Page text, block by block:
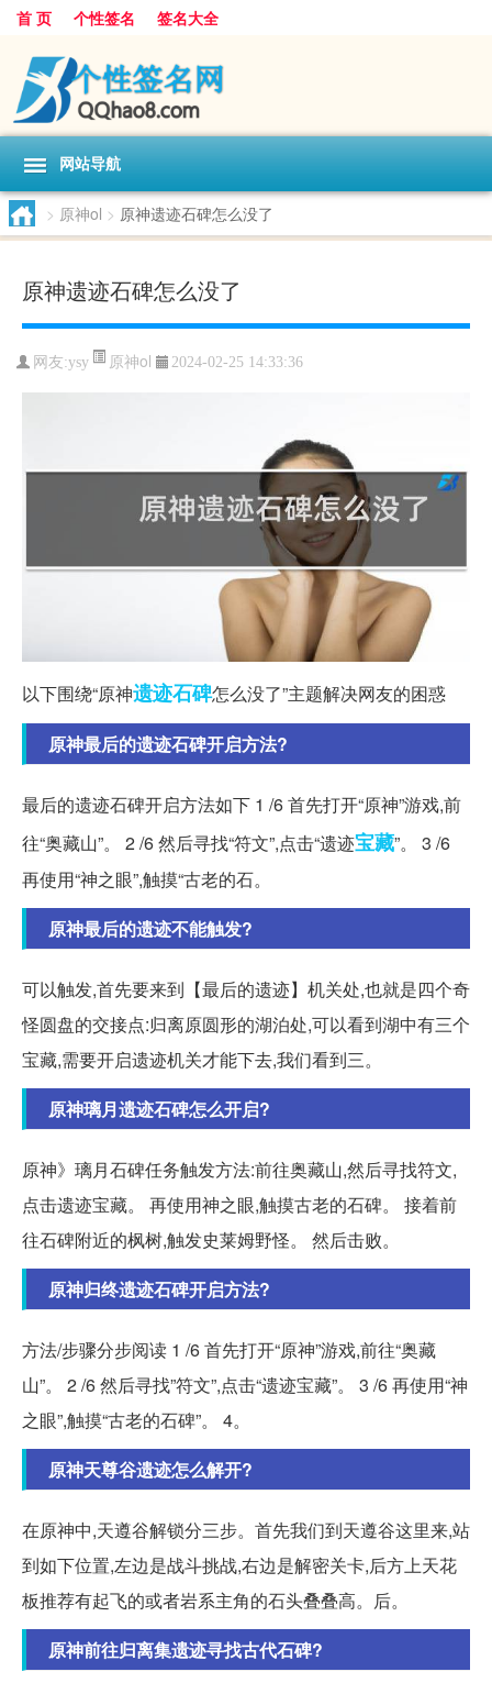
首 页 个性签名 签名大全
网站导航
> 原神ol > 原神遗迹石碑怎么没了
原神遗迹石碑怎么没了
网友:ysy 原神ol 2024-02-25 14:33:36
以下围绕“原神遗迹石碑怎么没了”主题解决网友的困惑
原神最后的遗迹石碑开启方法?
最后的遗迹石碑开启方法如下 1 /6 首先打开“原神”游戏,前
往“奥藏山”。 2 /6 然后寻找“符文”,点击“遗迹宝藏”。 3 /6
再使用“神之眼”,触摸“古老的石。
原神最后的遗迹不能触发?
可以触发,首先要来到【最后的遗迹】机关处,也就是四个奇
怪圆盘的交接点:归离原圆形的湖泊处,可以看到湖中有三个
宝藏,需要开启遗迹机关才能下去,我们看到三。
原神璃月遗迹石碑怎么开启?
原神》璃月石碑任务触发方法:前往奥藏山,然后寻找符文,
点击遗迹宝藏。 再使用神之眼,触摸古老的石碑。 接着前
往石碑附近的枫树,触发史莱姆野怪。 然后击败。
原神归终遗迹石碑开启方法?
方法/步骤分步阅读 1 /6 首先打开“原神”游戏,前往“奥藏
山”。 2 /6 然后寻找”符文”,点击“遗迹宝藏”。 3 /6 再使用“神
之眼”,触摸“古老的石碑”。 4。
原神天尊谷遗迹怎么解开?
在原神中,天遵谷解锁分三步。首先我们到天遵谷这里来,站
到如下位置,左边是战斗挑战,右边是解密关卡,后方上天花
板推荐有起飞的或者岩系主角的石头叠叠高。后。
原神前往归离集遗迹寻找古代石碑?